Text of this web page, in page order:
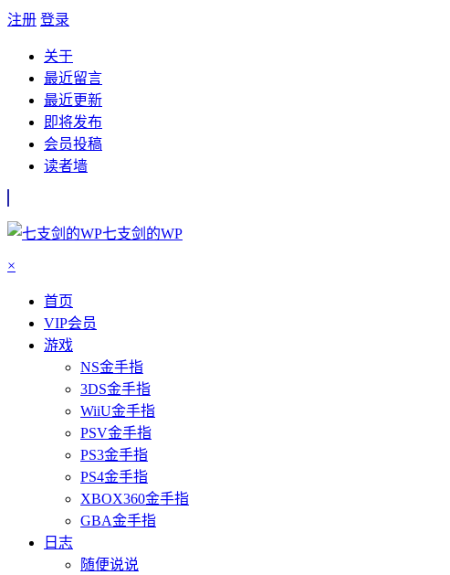
注册 登录
关于
最近留言
最近更新
即将发布
会员投稿
读者墙
七支剑的WP
×
首页
VIP会员
游戏
NS金手指
3DS金手指
WiiU金手指
PSV金手指
PS3金手指
PS4金手指
XBOX360金手指
GBA金手指
日志
随便说说